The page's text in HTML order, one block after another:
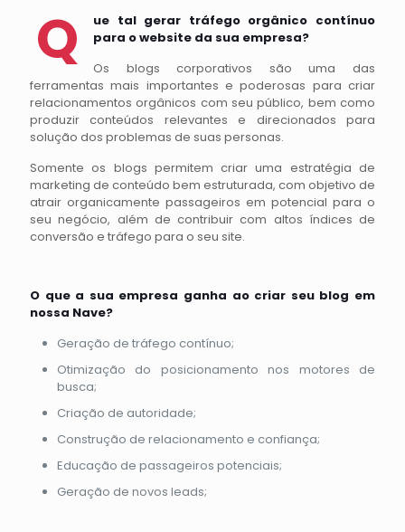
Q
ue tal gerar tráfego orgânico contínuo
para o website da sua empresa?
Os blogs corporativos são uma das
ferramentas mais importantes e poderosas para criar
relacionamentos orgânicos com seu público, bem como
produzir conteúdos relevantes e direcionados para
solução dos problemas de suas personas.
Somente os blogs permitem criar uma estratégia de
marketing de conteúdo bem estruturada, com objetivo de
atrair organicamente passageiros em potencial para o
seu negócio, além de contribuir com altos índices de
conversão e tráfego para o seu site.
O que a sua empresa ganha ao criar seu blog em
nossa Nave?
Geração de tráfego contínuo;
Otimização do posicionamento nos motores de
busca;
Criação de autoridade;
Construção de relacionamento e confiança;
Educação de passageiros potenciais;
Geração de novos leads;